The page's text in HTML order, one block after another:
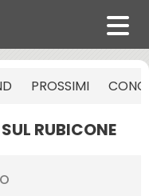
PROSSIMI
RUBICONE